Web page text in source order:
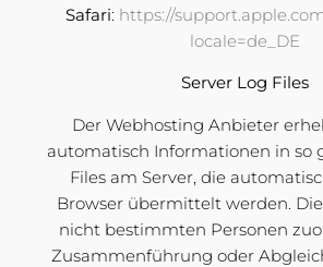
Safari: https://
locale=de_DE
Server Log Files
Der Webhosting Anbieter
automatisch Informationen in so
Files am Server, die
Browser übermittelt werden.
nicht bestimmten Personen
Zusammenführung oder